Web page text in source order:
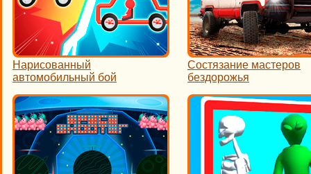
Нарисованный
автомобильный бой
Состязание мастеров
бездорожья